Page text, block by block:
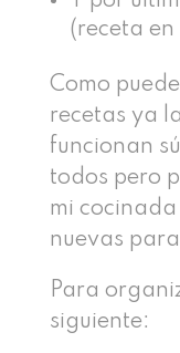
(receta en
Como
recetas ya
funcionan
todos pero
mi
nuevas
Para
siguiente: